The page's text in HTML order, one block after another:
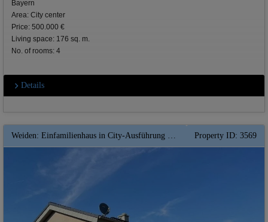
Bayern
Area: City center
Price: 500.000 €
Living space: 176 sq. m.
No. of rooms: 4
Details
Weiden: Einfamilienhaus in City-Ausführung ** Wärmepumpe** FBH*** Nachhaltigkeit ** Property ID: 3569